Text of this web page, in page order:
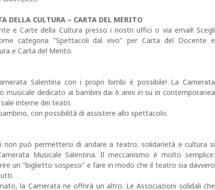
DELLA CULTURA – CARTA DEL MERITO
e Carte della Cultura presso i nostri uffici o via email! Scegli
categoria "Spettacoli dal vivo" per Carta del Docente e
e Carta del Merito.
Salentina con i propri bimbi è possibile! La Camerata
musicale dedicato ai bambini dai 6 anni in su in contemporanea
interne dei teatri.
con possibilità di assistere allo spettacolo.
non può permettersi di andare a teatro: solidarietà e cultura si
Musicale Salentina. Il meccanismo è molto semplice:
un "biglietto sospeso" e fare in modo che il teatro sia davvero
la Camerata ne offrirà un altro. Le Associazioni solidali che